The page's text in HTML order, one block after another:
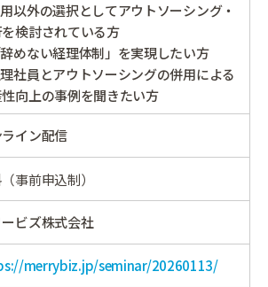
以外の選択としてアウトソーシング・
検討されている方
めない経理体制」を実現したい方
社員とアウトソーシングの併用による
向上の事例を聞きたい方
イン配信
事前申込制）
ービズ株式会社
merrybiz.jp/seminar/20260113/